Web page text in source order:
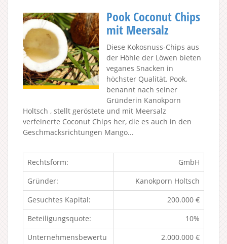
Pook Coconut Chips
mit Meersalz
Diese Kokosnuss-Chips aus
der Höhle der Löwen bieten
veganes Snacken in
höchster Qualität. Pook,
benannt nach seiner
Gründerin Kanokporn
Holtsch , stellt geröstete und mit Meersalz
verfeinerte Coconut Chips her, die es auch in den
Geschmacksrichtungen Mango...
Rechtsform:
GmbH
Gründer:
Kanokporn Holtsch
Gesuchtes Kapital:
200.000 €
Beteiligungsquote:
10%
Unternehmensbewertu
2.000.000 €